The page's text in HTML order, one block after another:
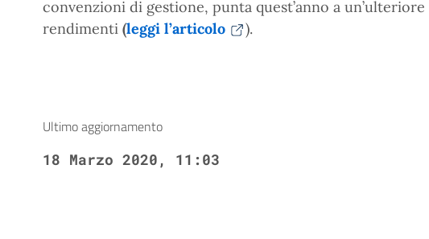
convenzioni di gestione, punta quest’anno a
rendimenti (leggi l’articolo ).
Ultimo aggiornamento
18 Marzo 2020, 11:03